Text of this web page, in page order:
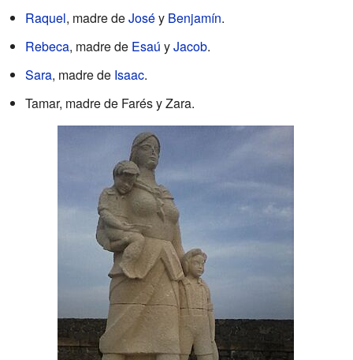
Raquel, madre deJoséy Benjamín.
Rebeca, madre de Esaú yJacob.
Sara, madre de Isaac.
Tamar, madre de Farés y Zara.